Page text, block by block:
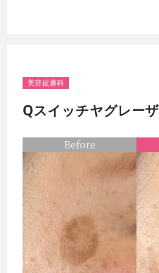
美容皮膚科
Qスイッチヤグレー
Before